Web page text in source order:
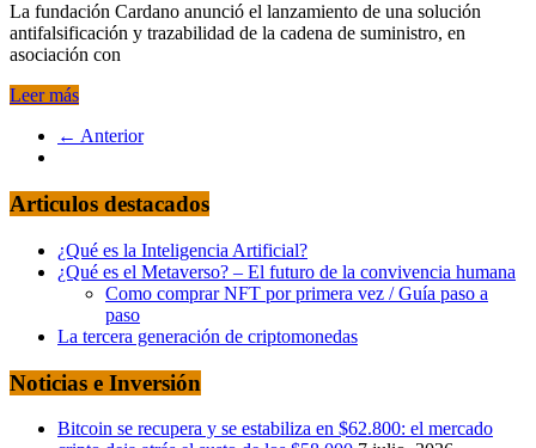
La fundación Cardano anunció el lanzamiento de una solución
antifalsificación y trazabilidad de la cadena de suministro, en
asociación con
Leer más
← Anterior
Articulos destacados
¿Qué es la Inteligencia Artificial?
¿Qué es el Metaverso? – El futuro de la convivencia humana
Como comprar NFT por primera vez / Guía paso a
paso
La tercera generación de criptomonedas
Noticias e Inversión
Bitcoin se recupera y se estabiliza en $62.800: el mercado